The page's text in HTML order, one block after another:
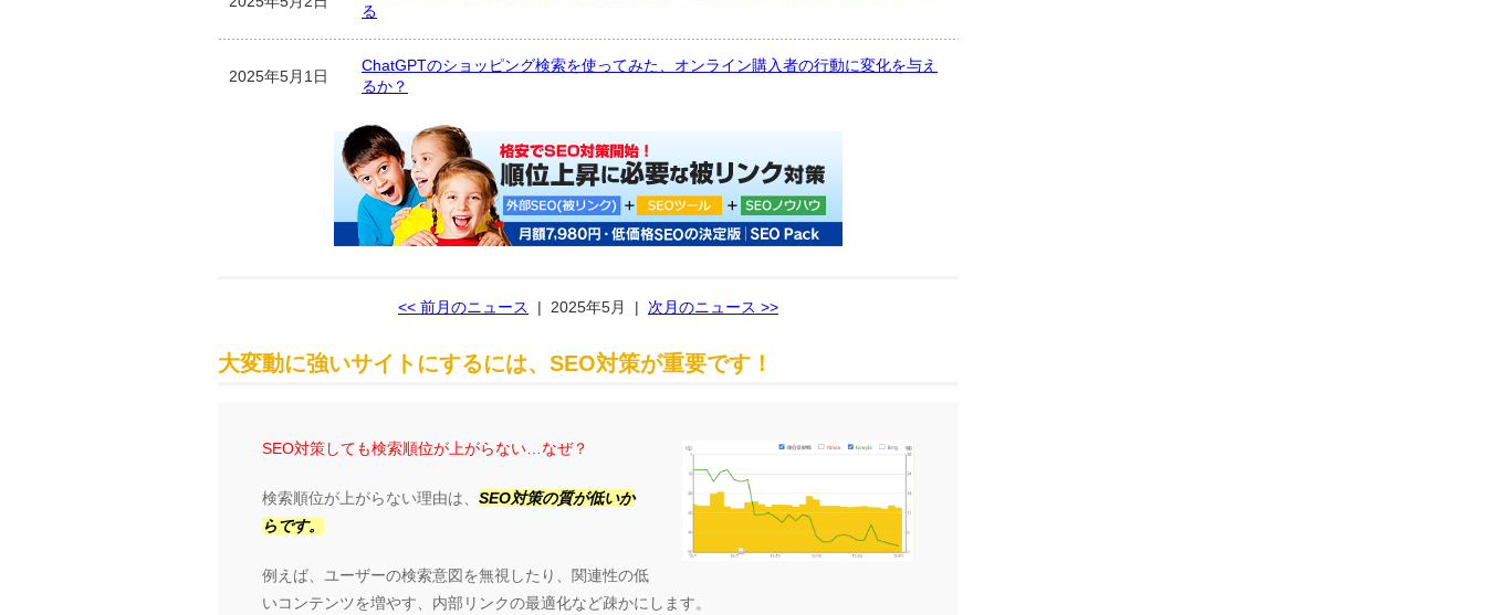
る
2025年5月1日
ChatGPTのショッピング検索を使ってみた、オンライン購入者の行動に変化を与え
るか？
<< 前月のニュース | 2025年5月 | 次月のニュース >>
大変動に強いサイトにするには、SEO対策が重要です！
SEO対策しても検索順位が上がらない…なぜ？
検索順位が上がらない理由は、 SEO対策の質が低いか
らです。
例えば、ユーザーの検索意図を無視したり、関連性の低
いコンテンツを増やす、内部リンクの最適化など疎かにします。